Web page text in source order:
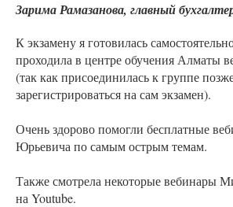
Зарима Рамазанова, главный
К экзамену я готовилась
проходила в центре обучения Алматы
(так как присоединилась к группе
зарегистрироваться на сам экзамен).
Очень здорово помогли бесплатные
Юрьевича по самым острым темам.
Также смотрела некоторые вебинары
на Youtube.